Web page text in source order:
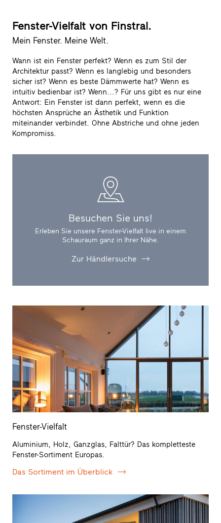
Fenster-Vielfalt von Finstral.
Mein Fenster. Meine Welt.
Wann ist ein Fenster perfekt? Wenn es zum Stil der
Architektur passt? Wenn es langlebig und besonders
sicher ist? Wenn es beste Dämmwerte hat? Wenn es
intuitiv bedienbar ist? Wenn...? Für uns gibt es nur eine
Antwort: Ein Fenster ist dann perfekt, wenn es die
höchsten Ansprüche an Ästhetik und Funktion
miteinander verbindet. Ohne Abstriche und ohne jeden
Kompromiss.
Besuchen Sie uns!
Erleben Sie unsere Fenster-Vielfalt live in einem
Schauraum ganz in Ihrer Nähe.
Zur Händlersuche
Fenster-Vielfalt
Aluminium, Holz, Ganzglas, Falttür? Das kompletteste
Fenster-Sortiment Europas.
Das Sortiment im Überblick